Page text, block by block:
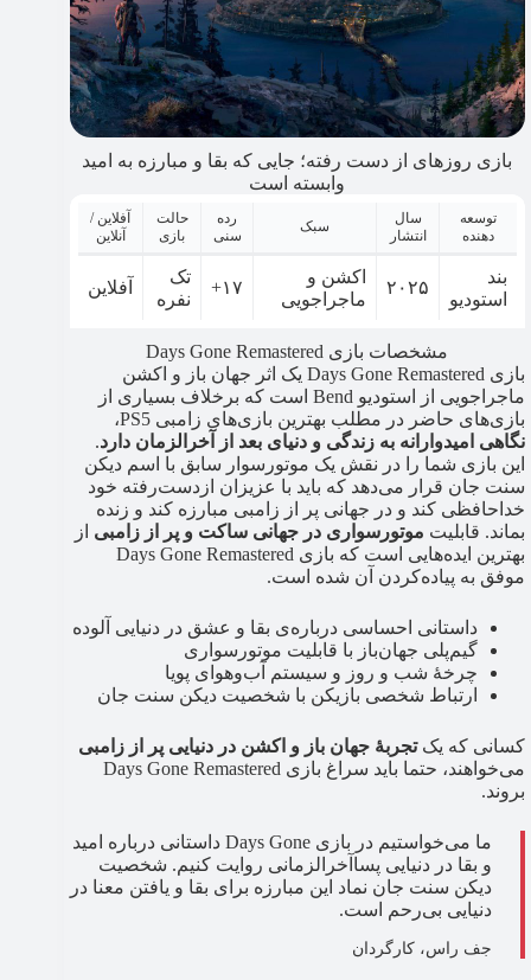
بازی روزهای از دست رفته؛ جایی که بقا و مبارزه به امید
وابسته است
توسعه
دهنده
سال
انتشار
سبک
رده
سنی
حالت
بازی
آفلاین /
آنلاین
بند
استودیو
۲۰۲۵
اکشن و
ماجراجویی
۱۷+
تک
نفره
آفلاین
مشخصات بازی Days Gone Remastered
بازی Days Gone Remastered یک اثر جهان باز و اکشن
ماجراجویی از استودیو Bend است که برخلاف بسیاری از
بازی‌های حاضر در مطلب بهترین بازی‌های زامبی PS5،
نگاهی امیدوارانه به زندگی و دنیای بعد از آخرالزمان دارد.
این بازی شما را در نقش یک موتورسوار سابق با اسم دیکن
سنت جان قرار می‌دهد که باید با عزیزان ازدست‌رفته خود
خداحافظی کند و در جهانی پر از زامبی‌ مبارزه کند و زنده
بماند. قابلیت موتورسواری در جهانی ساکت و پر از زامبی از
بهترین ایده‌هایی است که بازی Days Gone Remastered
موفق به پیاده‌کردن آن شده است.
داستانی احساسی درباره‌ی بقا و عشق در دنیایی آلوده
گیم‌پلی جهان‌باز با قابلیت موتورسواری
چرخهٔ شب و روز و سیستم آب‌و‌هوای پویا
ارتباط شخصی بازیکن با شخصیت دیکن سنت جان
کسانی که یک تجربهٔ جهان باز و اکشن در دنیایی پر از زامبی
می‌خواهند، حتما باید سراغ بازی ‌Days Gone Remastered
بروند.
ما می‌خواستیم در بازی Days Gone داستانی درباره‌ امید
و بقا در دنیایی پسا‌آخرالزمانی روایت کنیم. شخصیت
دیکن سنت جان نماد این مبارزه برای بقا و یافتن معنا در
دنیایی بی‌رحم است.
جف راس، کارگردان